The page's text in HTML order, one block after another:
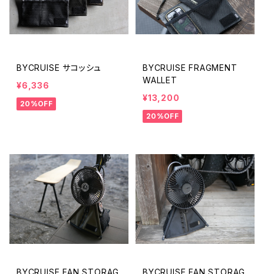
BYCRUISE サコッシュ
¥6,336
20%OFF
BYCRUISE FRAGMENT
WALLET
¥13,200
20%OFF
BYCRUISE FAN STORAG BYCRUISE FAN STORAG